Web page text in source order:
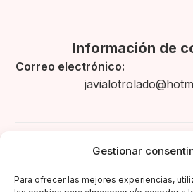
Gestionar
Para ofrecer las mejores experiencias,
Información de
Correo electrónico:
Legal
Aviso legal